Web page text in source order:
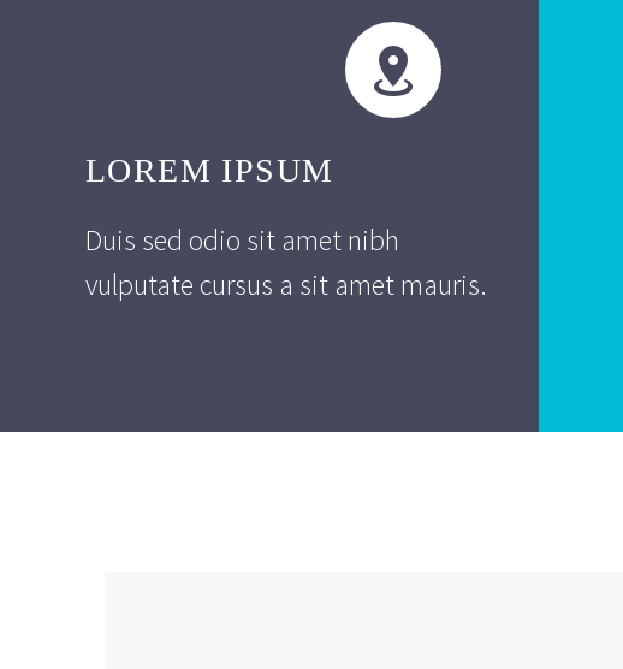


LOREM IPSUM
Duis sed odio sit amet nibh
vulputate cursus a sit amet mauris.